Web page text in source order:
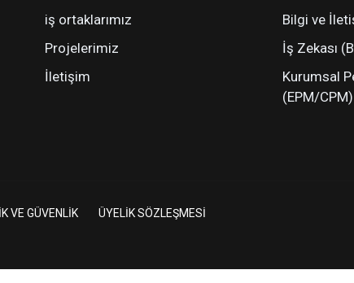
iş ortaklarımız
Projelerimiz
İletişim
Bilgi ve
İş Zekası
Kurumsal
(EPM/CPM)
VE GÜVENLİK
ÜYELİK SÖZLEŞMESİ